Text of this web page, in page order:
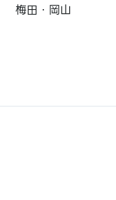
梅田・岡山